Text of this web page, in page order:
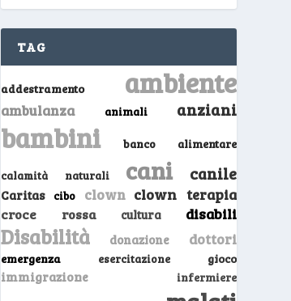
TAG
addestramento ambiente
ambulanza animali anziani
bambini banco alimentare
calamità naturali cani canile
Caritas cibo clown clown terapia
croce rossa cultura disabili
Disabilità donazione dottori
emergenza esercitazione gioco
immigrazione infermiere